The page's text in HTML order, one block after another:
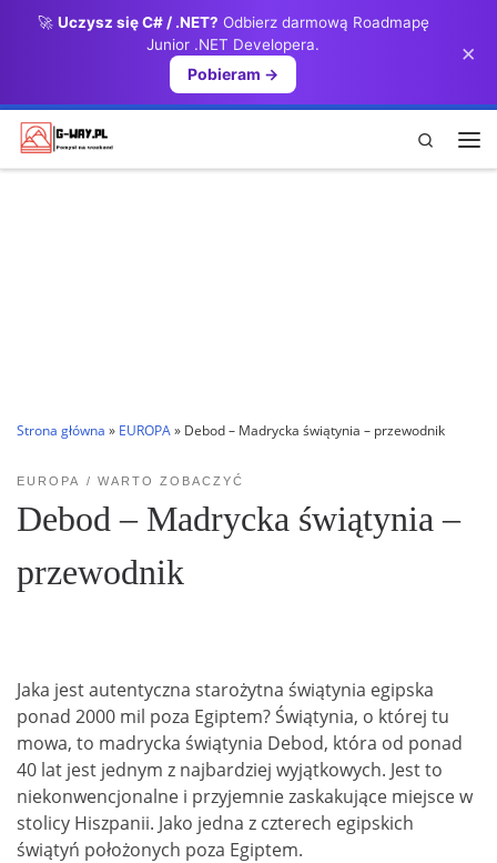
🚀 Uczysz się C# / .NET? Odbierz darmową Roadmapę
Junior .NET Developera.
Pobieram →
×
Przejdź do treści
Search
Strona główna » EUROPA» Debod – Madrycka świątynia – przewodnik
EUROPA WARTO ZOBACZYĆ
Debod – Madrycka świątynia –
przewodnik
Jaka jest autentyczna starożytna świątynia egipska
ponad 2000 mil poza Egiptem? Świątynia, o której tu
mowa, to madrycka świątynia Debod, która od ponad
40 lat jest jednym z najbardziej wyjątkowych. Jest to
niekonwencjonalne i przyjemnie zaskakujące miejsce w
stolicy Hiszpanii. Jako jedna z czterech egipskich
świątyń położonych poza Egiptem.